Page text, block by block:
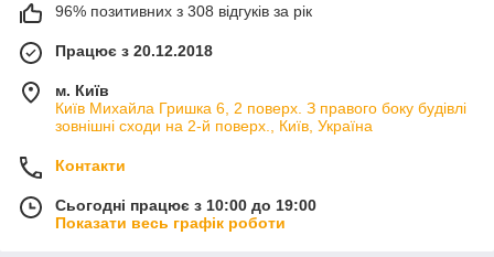
96% позитивних з 308 відгуків за рік
Працює з 20.12.2018
м. Київ
Київ Михайла Гришка 6, 2 поверх. З правого боку будівлі
зовнішні сходи на 2-й поверх., Київ, Україна
Контакти
Сьогодні працює з 10:00 до 19:00
Показати весь графік роботи